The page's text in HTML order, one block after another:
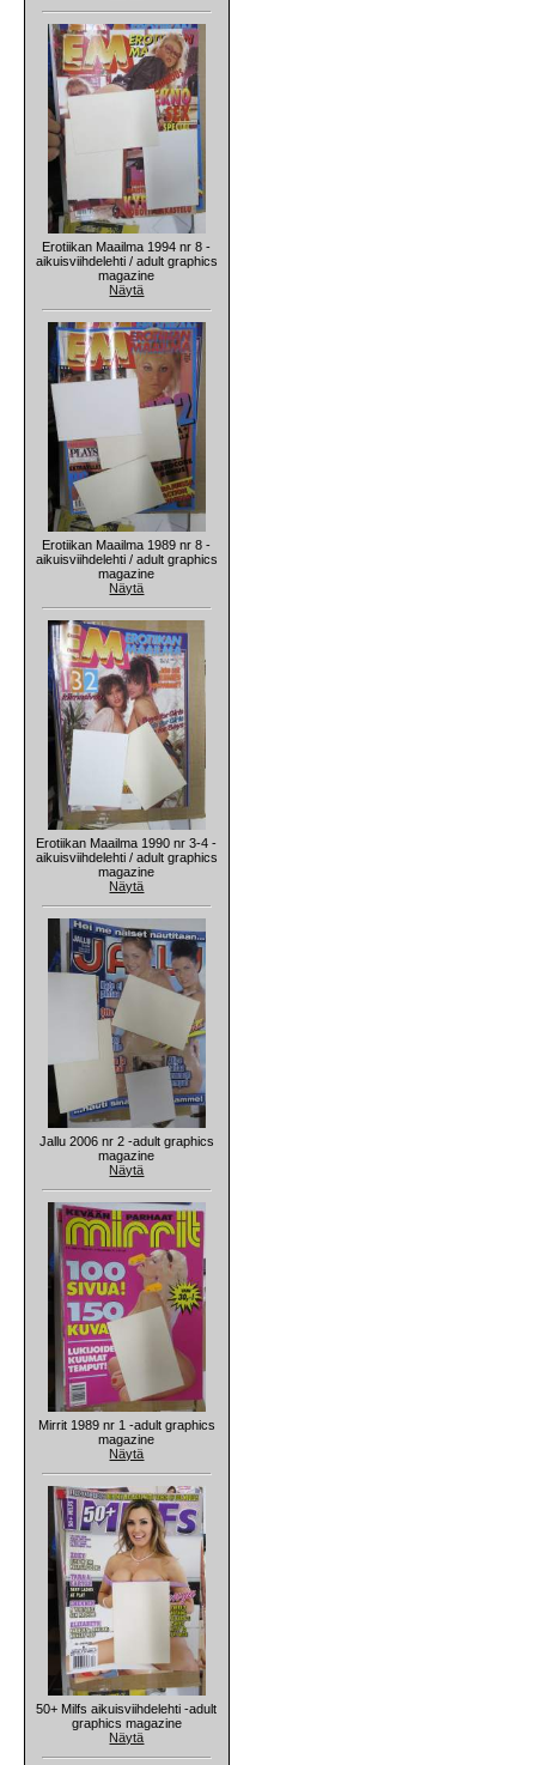
Erotiikan Maailma 1994 nr 8 -
aikuisviihdelehti / adult graphics
magazine
Näytä
Erotiikan Maailma 1989 nr 8 -
aikuisviihdelehti / adult graphics
magazine
Näytä
Erotiikan Maailma 1990 nr 3-4 -
aikuisviihdelehti / adult graphics
magazine
Näytä
Jallu 2006 nr 2 -adult graphics
magazine
Näytä
Mirrit 1989 nr 1 -adult graphics
magazine
Näytä
50+ Milfs aikuisviihdelehti -adult
graphics magazine
Näytä